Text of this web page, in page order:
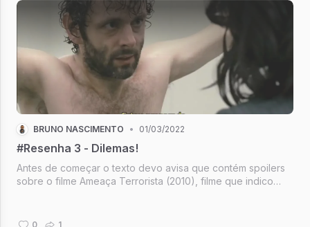
BRUNO NASCIMENTO • 01/03/2022
#Resenha 3 - Dilemas!
Antes de começar o texto devo avisa que contém spoilers
sobre o filme Ameaça Terrorista (2010), filme que indico
0 1